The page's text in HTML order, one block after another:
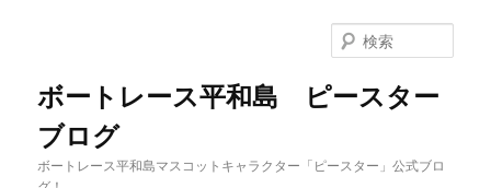
ボートレース平和島 ピースター
ブログ
ボートレース平和島マスコットキャラクター「ピースター」公式ブロ
索